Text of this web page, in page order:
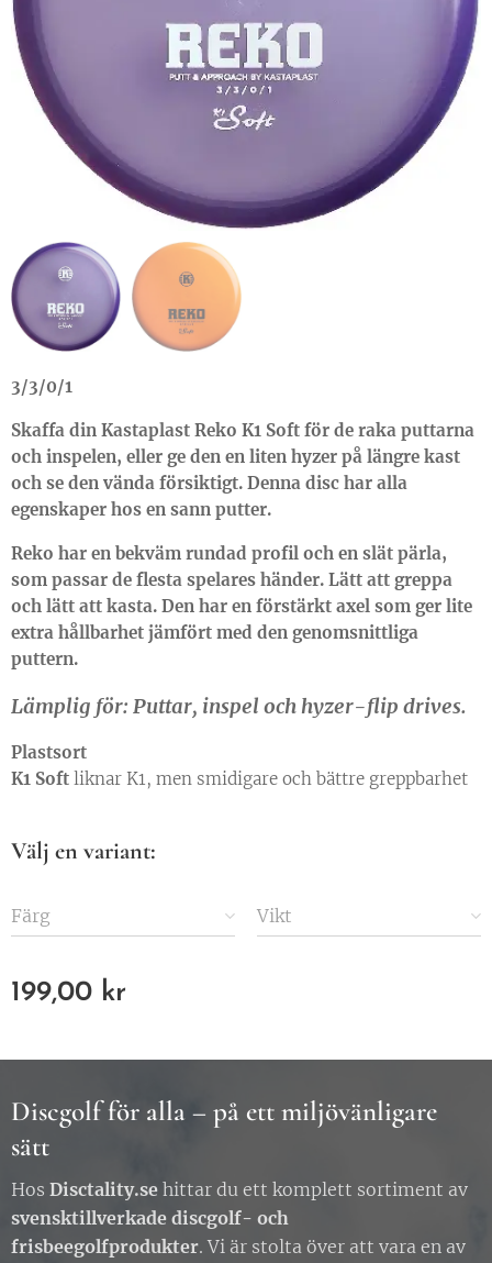
3/3/0/1
Skaffa din Kastaplast Reko K1 Soft för de raka puttarna
och inspelen, eller ge den en liten hyzer på längre kast
och se den vända försiktigt. Denna disc har alla
egenskaper hos en sann putter.
Reko har en bekväm rundad profil och en slät pärla,
som passar de flesta spelares händer. Lätt att greppa
och lätt att kasta. Den har en förstärkt axel som ger lite
extra hållbarhet jämfört med den genomsnittliga
puttern.
Lämplig för: Puttar, inspel och hyzer-flip drives.
Plastsort
K1 Soft liknar K1, men smidigare och bättre greppbarhet
Välj en variant:
Färg Vikt
199,00 kr
Discgolf för alla – på ett miljövänligare
sätt
Hos Disctality.se hittar du ett komplett sortiment av
svensktillverkade discgolf- och
frisbeegolfprodukter. Vi är stolta över att vara en av